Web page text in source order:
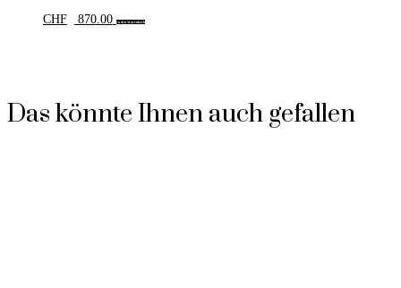
CHF 870.00 In den Warenkorb
Das könnte Ihnen auch gefallen